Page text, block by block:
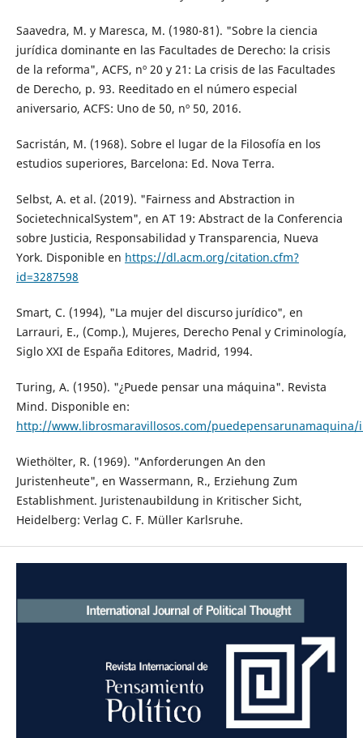
Saavedra, M. y Maresca, M. (1980-81). "Sobre la ciencia
jurídica dominante en las Facultades de Derecho: la crisis
de la reforma", ACFS, nº 20 y 21: La crisis de las Facultades
de Derecho, p. 93. Reeditado en el número especial
aniversario, ACFS: Uno de 50, nº 50, 2016.
Sacristán, M. (1968). Sobre el lugar de la Filosofía en los
estudios superiores, Barcelona: Ed. Nova Terra.
Selbst, A. et al. (2019). "Fairness and Abstraction in
SocietechnicalSystem", en AT 19: Abstract de la Conferencia
sobre Justicia, Responsabilidad y Transparencia, Nueva
York. Disponible en https://dl.acm.org/citation.cfm?
id=3287598
Smart, C. (1994), "La mujer del discurso jurídico", en
Larrauri, E., (Comp.), Mujeres, Derecho Penal y Criminología,
Siglo XXI de España Editores, Madrid, 1994.
Turing, A. (1950). "¿Puede pensar una máquina". Revista
Mind. Disponible en:
http://www.librosmaravillosos.com/
Wiethölter, R. (1969). "Anforderungen An den
Juristenheute", en Wassermann, R., Erziehung Zum
Establishment. Juristenaubildung in Kritischer Sicht,
Heidelberg: Verlag C. F. Müller Karlsruhe.